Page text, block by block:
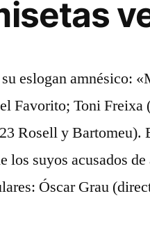
eslogan amnésico:
Favorito; Toni
Rosell y Bartomeu).
los suyos acusados
Óscar Grau